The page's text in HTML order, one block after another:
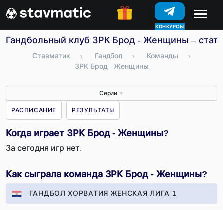
КОНКУРСЫ
Гандбольный клуб ЗРК Брод - Женщины –
Ставматик › Гандбол › Команды
›
ЗРК Брод - Женщины
Серии ▼
РАСПИСАНИЕ РЕЗУЛЬТАТЫ
Когда играет ЗРК Брод - Женщины?
За сегодня игр нет.
Как сыграла команда ЗРК Брод - Женщины?
ГАНДБОЛ ХОРВАТИЯ ЖЕНСКАЯ ЛИГА 1